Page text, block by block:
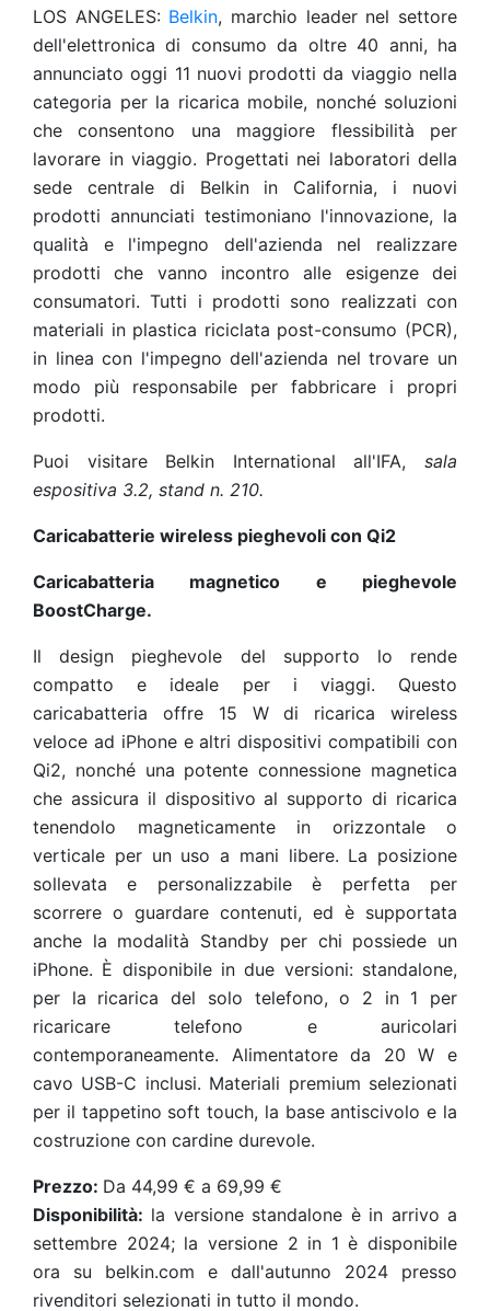
LOS ANGELES: Belkin, marchio leader nel settore
dell'elettronica di consumo da oltre 40 anni, ha
annunciato oggi 11 nuovi prodotti da viaggio nella
categoria per la ricarica mobile, nonché soluzioni
che consentono una maggiore flessibilità per
lavorare in viaggio. Progettati nei laboratori della
sede centrale di Belkin in California, i nuovi
prodotti annunciati testimoniano l'innovazione, la
qualità e l'impegno dell'azienda nel realizzare
prodotti che vanno incontro alle esigenze dei
consumatori. Tutti i prodotti sono realizzati con
materiali in plastica riciclata post-consumo (PCR),
in linea con l'impegno dell'azienda nel trovare un
modo più responsabile per fabbricare i propri
prodotti.
Puoi visitare Belkin International all'IFA, sala
espositiva 3.2, stand n. 210.
Caricabatterie wireless pieghevoli con Qi2
Caricabatteria magnetico e pieghevole
BoostCharge.
Il design pieghevole del supporto lo rende
compatto e ideale per i viaggi. Questo
caricabatteria offre 15 W di ricarica wireless
veloce ad iPhone e altri dispositivi compatibili con
Qi2, nonché una potente connessione magnetica
che assicura il dispositivo al supporto di ricarica
tenendolo magneticamente in orizzontale o
verticale per un uso a mani libere. La posizione
sollevata e personalizzabile è perfetta per
scorrere o guardare contenuti, ed è supportata
anche la modalità Standby per chi possiede un
iPhone. È disponibile in due versioni: standalone,
per la ricarica del solo telefono, o 2 in 1 per
ricaricare telefono e auricolari
contemporaneamente. Alimentatore da 20 W e
cavo USB-C inclusi. Materiali premium selezionati
per il tappetino soft touch, la base antiscivolo e la
costruzione con cardine durevole.
Prezzo: Da 44,99 € a 69,99 €
Disponibilità: la versione standalone è in arrivo a
settembre 2024; la versione 2 in 1 è disponibile
ora su belkin.com e dall'autunno 2024 presso
rivenditori selezionati in tutto il mondo.